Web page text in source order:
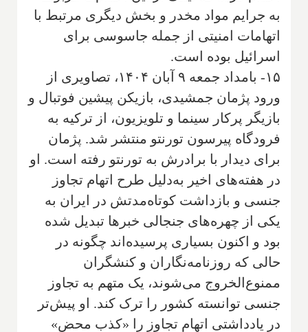
به جرایم مواد مخدر و بخش دیگری مرتبط با
اتهامات امنیتی از جمله جاسوسی برای
اسرائیل بوده است.
۱۵- بامداد جمعه ۹ آبان ۱۴۰۴، تصاویری از
ورود پژمان جمشیدی، بازیکن پیشین فوتبال و
بازیگر پرکار سینما و تلویزیون، از ترکیه به
فرودگاه پیرسون تورنتو منتشر شد. پژمان
برای دیدار با برادرش به تورنتو رفته است. او
در هفته‌های اخیر به‌دلیل طرح اتهام تجاوز
جنسی و بازداشت کوتاه‌مدتش در ایران به
یکی از چهره‌های جنجالی خبرها تبدیل شده
بود و اکنون بسیاری پرسیده‌اند چگونه در
حالی که روزنامه‌نگاران و کنشگران
ممنوع‌الخروج می‌شوند، یک متهم به تجاوز
جنسی توانسته کشور را ترک کند. او پیش‌تر
در یادداشتی اتهام تجاوز را «کذب محض»